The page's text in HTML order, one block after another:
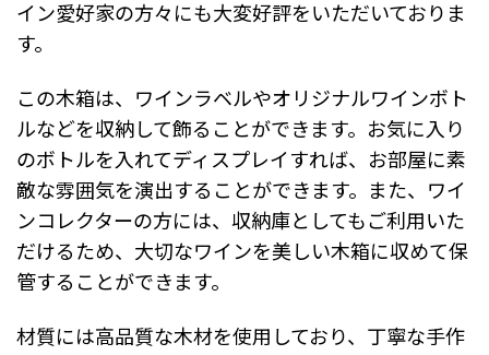
イン愛好家の方々にも大変好評をいただいておりま
す。
この木箱は、ワインラベルやオリジナルワインボト
ルなどを収納して飾ることができます。お気に入り
のボトルを入れてディスプレイすれば、お部屋に素
敵な雰囲気を演出することができます。また、ワイ
ンコレクターの方には、収納庫としてもご利用いた
だけるため、大切なワインを美しい木箱に収めて保
管することができます。
材質には高品質な木材を使用しており、丁寧な手作